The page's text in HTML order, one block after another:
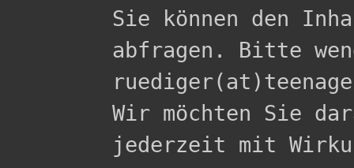
Sie können den
abfragen. Bitte
Wir möchten Sie
jederzeit mit